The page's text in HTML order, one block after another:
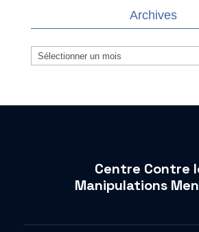
Archives
Archives
Centre Contre
Manipulations